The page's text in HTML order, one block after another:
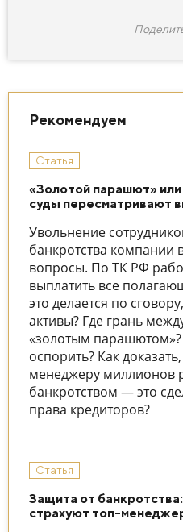
Рекомендуем
Статья
«Золотой парашют»
суды пересматривают
Увольнение
банкротства компании
вопросы. По ТК РФ
выплатить все
это делается по
активы? Где грань
«золотым
оспорить? Как
менеджеру миллионов
банкротством — это
права кредиторов?
Статья
Защита от
страхуют топ-